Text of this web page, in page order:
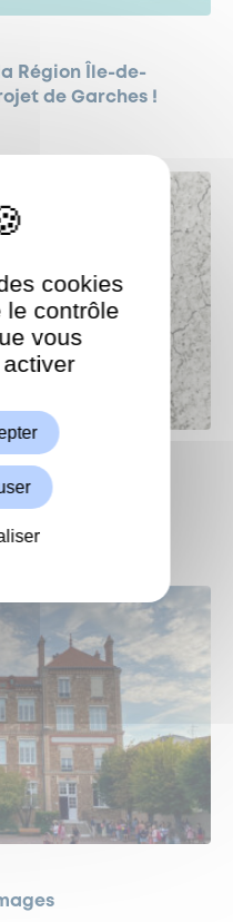
Région Île-de-
de Garches !
de l’état
cookies
le contrôle
vous